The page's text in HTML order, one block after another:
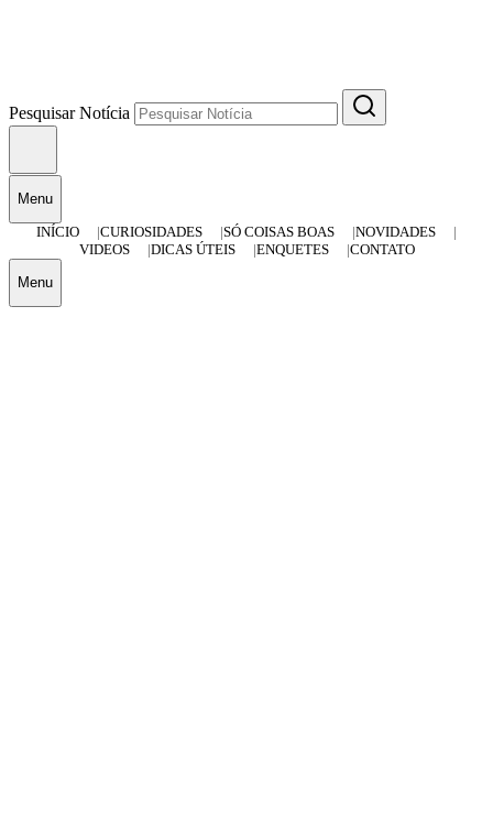
Pesquisar Notícia
Menu
INÍCIO
CURIOSIDADES SÓ COISAS BOAS
NOVIDADES
VIDEOS
DICAS ÚTEIS ENQUETES CONTATO
Menu